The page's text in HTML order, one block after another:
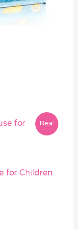
Rea!
for Children